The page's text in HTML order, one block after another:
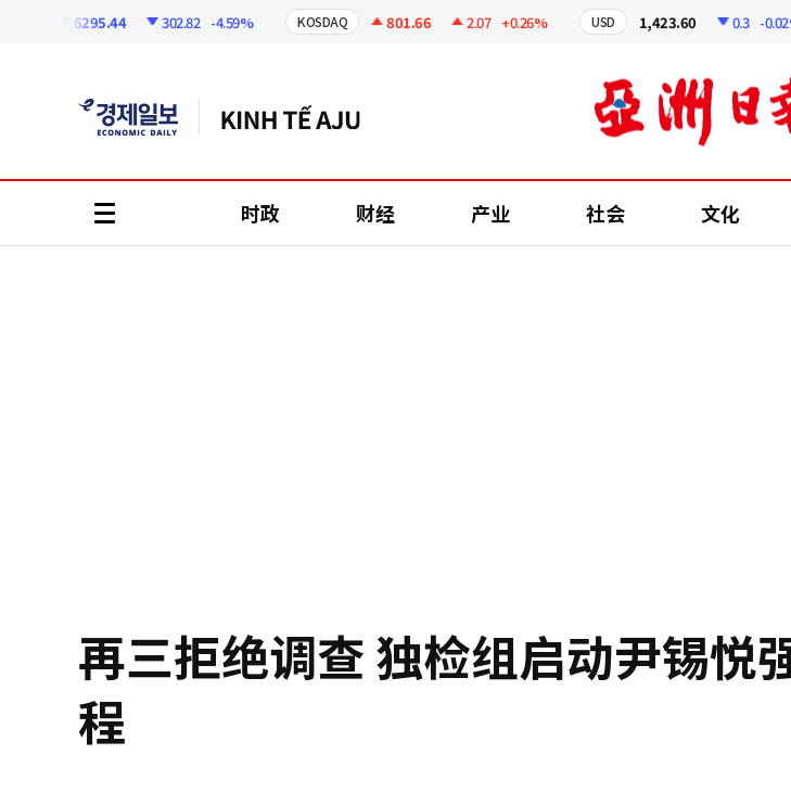
6295.44 302.82 -4.59% KOSDAQ 801.66 2.07 +0.26% USD 1,423.60 0.3 -0.02%
时政 财经 产业 社会 文化
再三拒绝调查 独检组启动尹锡悦
程